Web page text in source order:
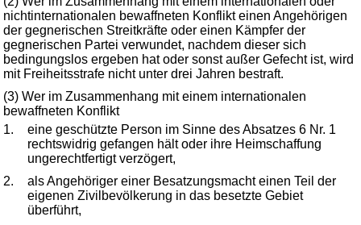
nichtinternationalen bewaffneten Konflikt einen Angehörigen
der gegnerischen Streitkräfte oder einen Kämpfer der
gegnerischen Partei verwundet, nachdem dieser sich
bedingungslos ergeben hat oder sonst außer Gefecht ist, wird
mit Freiheitsstrafe nicht unter drei Jahren bestraft.
(3) Wer im Zusammenhang mit einem internationalen
bewaffneten Konflikt
1.
eine geschützte Person im Sinne des Absatzes 6 Nr. 1
rechtswidrig gefangen hält oder ihre Heimschaffung
ungerechtfertigt verzögert,
2.
als Angehöriger einer Besatzungsmacht einen Teil der
eigenen Zivilbevölkerung in das besetzte Gebiet
überführt,